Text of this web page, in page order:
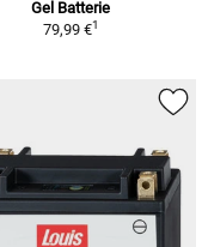
Gel Batterie
79,99 €1